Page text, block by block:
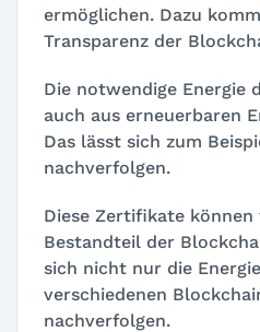
ermöglichen. Dazu
Transparenz der
Die notwendige Energie
auch aus erneuerbaren
Das lässt sich zum
nachverfolgen.
Diese Zertifikate können
Bestandteil der
sich nicht nur die
verschiedenen
nachverfolgen.